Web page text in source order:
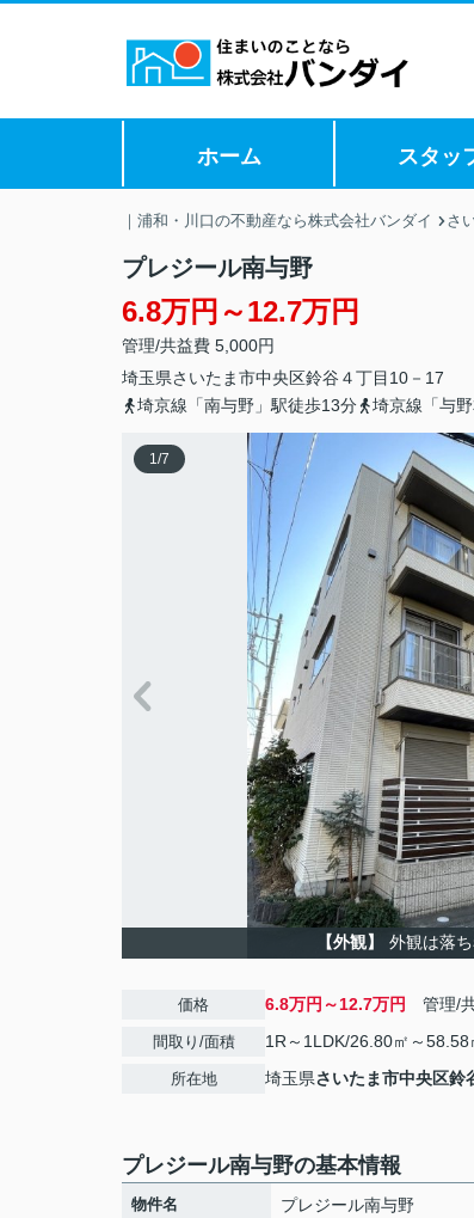
ホーム スタッ
｜浦和・川口の不動産なら株式会社バンダイ さ
プレジール南与野
6.8万円～12.7万円
管理/共益費 5,000円
埼玉県さいたま市中央区鈴谷 ４丁目10－17
埼京線「南与野」駅徒歩13分
埼京線「与
1/7
【外観】 外観は落
価格 6.8万円～12.7万円 管理/
間取り/面積 1R～1LDK/26.80㎡～58.58
所在地 埼玉県さいたま市中央区鈴
プレジール南与野の基本情報
物件名 プレジール南与野